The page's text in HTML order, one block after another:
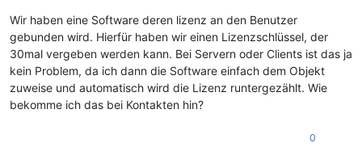
Wir haben eine Software deren lizenz an den Benutzer
gebunden wird. Hierfür haben wir einen Lizenzschlüssel, der
30mal vergeben werden kann. Bei Servern oder Clients ist das ja
kein Problem, da ich dann die Software einfach dem Objekt
zuweise und automatisch wird die Lizenz runtergezählt. Wie
bekomme ich das bei Kontakten hin?
0